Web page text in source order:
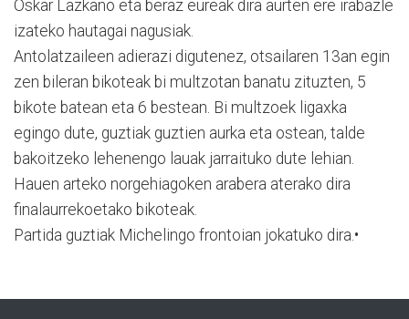
Oskar Lazkano eta beraz eureak dira aurten ere irabazle
izateko hautagai nagusiak.
Antolatzaileen adierazi digutenez, otsailaren 13an egin
zen bileran bikoteak bi multzotan banatu zituzten, 5
bikote batean eta 6 bestean. Bi multzoek ligaxka
egingo dute, guztiak guztien aurka eta ostean, talde
bakoitzeko lehenengo lauak jarraituko dute lehian.
Hauen arteko norgehiagoken arabera aterako dira
finalaurrekoetako bikoteak.
Partida guztiak Michelingo frontoian jokatuko dira.•